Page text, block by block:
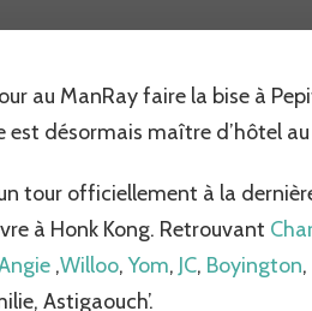
au ManRay faire la bise à
désormais maître d’hôtel
tour officiellement à la
à Honk Kong. Retrouvant
,Willoo,Yom, JC, Boyington,
Astigaouch’.